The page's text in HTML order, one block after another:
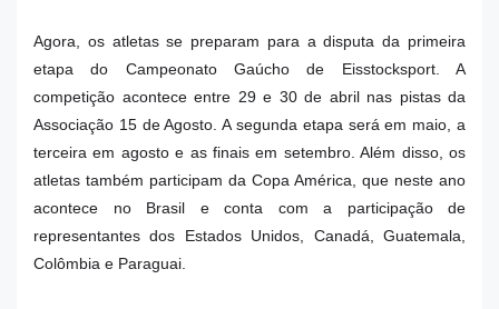
Agora, os atletas se preparam para a disputa da primeira
etapa do Campeonato Gaúcho de Eisstocksport. A
competição acontece entre 29 e 30 de abril nas pistas da
Associação 15 de Agosto. A segunda etapa será em maio, a
terceira em agosto e as finais em setembro. Além disso, os
atletas também participam da Copa América, que neste ano
acontece no Brasil e conta com a participação de
representantes dos Estados Unidos, Canadá, Guatemala,
Colômbia e Paraguai.